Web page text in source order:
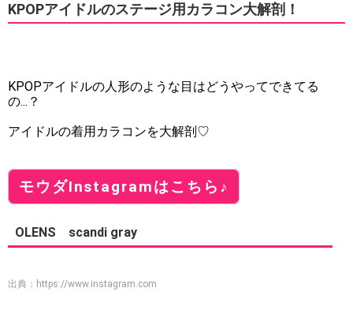
KPOPアイドルのステージ用カラコン大解剖！
KPOPアイドルの人形のような目はどうやってできてる
の...？
アイドルの着用カラコンを大解剖♡
モウダInstagramはこちら♪
OLENS scandi gray
出典： https://www.instagram.com